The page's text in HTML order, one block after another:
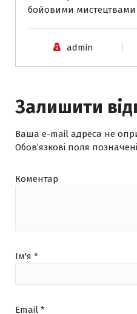
admin
Залишити
Ваша e-mail адреса не
Обов’язкові поля позначені
Коментар
Ім'я *
Email *